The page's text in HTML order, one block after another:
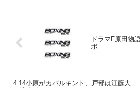
ドラマF原田物
ボ
4.14小原がカバルキント、戸部は江藤大